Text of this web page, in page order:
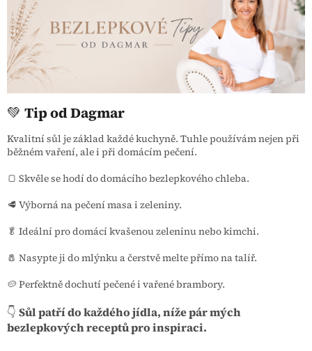
💚 Tip od Dagmar
Kvalitní sůl je základ každé kuchyně. Tuhle používám nejen při
běžném vaření, ale i při domácím pečení.
🍞 Skvěle se hodí do domácího bezlepkového chleba.
🥩 Výborná na pečení masa i zeleniny.
🥬 Ideální pro domácí kvašenou zeleninu nebo kimchi.
🧂 Nasypte ji do mlýnku a čerstvě melte přímo na talíř.
🥔 Perfektně dochutí pečené i vařené brambory.
👇 Sůl patří do každého jídla, níže pár mých
bezlepkových receptů pro inspiraci.